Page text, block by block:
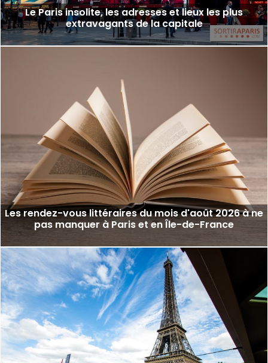
Le Paris insolite, les adresses et lieux les plus
extravagants de la capitale
Les rendez-vous littéraires du mois d'août 2026 à ne
pas manquer à Paris et en Île-de-France